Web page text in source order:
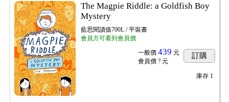
The Magpie Riddle: a Goldfish Boy
Mystery
藍思閱讀值700L / 平裝書
會員方可看到會員價
一般價 439 元
會員價? 元
訂購
庫存 1